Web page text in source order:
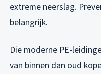
extreme neerslag.
belangrijk.
Die moderne PE-
van binnen dan oud